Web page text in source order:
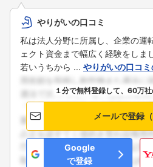
こちらの企業もフォロ
やりがいの口コミ
私は法人分野に所属し、企業の運
ェクト資金まで幅広く経験をしま
若いうちから ... やりがいの口コ
１分で無料登録して、60万
メールで登録（
Google
で登録